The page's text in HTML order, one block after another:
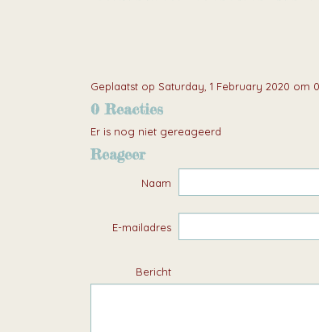
Geplaatst op Saturday, 1 February 2020 om
0 Reacties
Er is nog niet gereageerd
Reageer
Naam
E-mailadres
Bericht